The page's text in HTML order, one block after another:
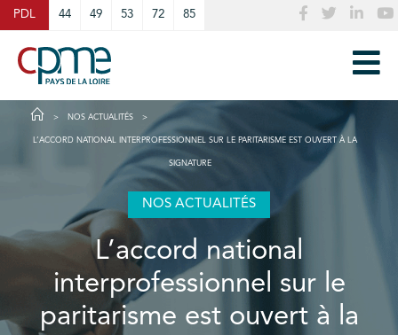
PDL 44 49 53 72 85
NOS ACTUALITÉS
L’ACCORD NATIONAL INTERPROFESSIONNEL SUR LE PARITARISME EST OUVERT À LA
SIGNATURE
NOS ACTUALITÉS
L’accord national
interprofessionnel sur le
paritarisme est ouvert à la
Cookies management panel